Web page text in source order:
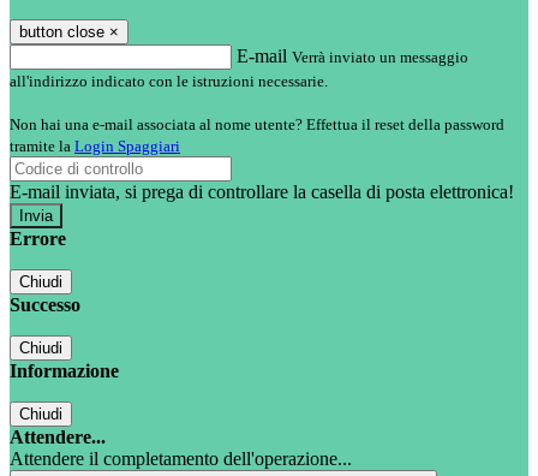
button close ×
E-mail Verrà inviato un messaggio
all'indirizzo indicato con le istruzioni necessarie.
Non hai una e-mail associata al nome utente? Effettua il reset della password
tramite la Login Spaggiari
E-mail inviata, si prega di controllare la casella di posta elettronica!
Errore
Chiudi
Successo
Chiudi
Informazione
Chiudi
Attendere...
Attendere il completamento dell'operazione...